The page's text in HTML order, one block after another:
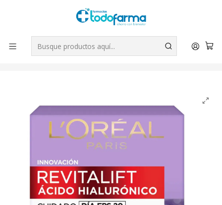
Tus compras tienen envío GRATIS por Rappi - Atención exclusiva
para Chile | WhatsApp +56
Leer más
Inicio Belleza
Ácido hialurónico Cuidado día FPS 20 hidratante rellenador